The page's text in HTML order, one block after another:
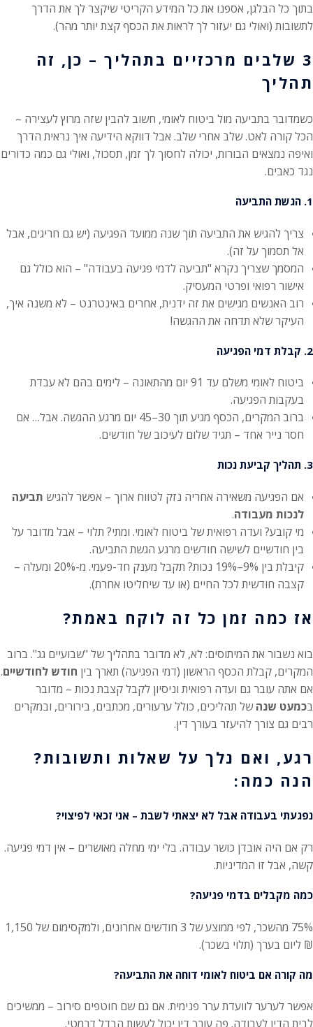
בתוך כל הבלגן, אספנו את כל המידע הקריטי שיקצר לך את הדרך
לתשובות (ואולי גם יעזור לך לראות את הכסף קצת יותר מהר).
3 שלבים מרכזיים בתהליך – כן, זה
תהליך
כשמדובר בתביעה מול ביטוח לאומי, חשוב להבין שזה מרוץ לעצירה –
הכל קורה לאט. שלב אחרי שלב. אבל דווקא הידיעה איך נראית הדרך
ואיפה נמצאים הבורות, יכולה לחסוך לך זמן, תסכול, ואולי גם כמה כדורים
נגד כאבים.
1. הגשת התביעה
צריך להגיש את התביעה תוך שנה ממועד הפגיעה (יש גם חריגים, אבל
אל תסמוך על זה).
המסמך שצריך נקרא "תביעה לדמי פגיעה בעבודה" – הוא כולל גם
אישור רפואי ופרטי המעסיק.
רוב האנשים מגישים את זה ידנית, אחרים באינטרנט – לא משנה איך,
העיקר שלא תדחה את ההגשה!
2. קבלת דמי הפגיעה
ביטוח לאומי משלם עד 91 יום מהתאונה – לימים בהם לא עבדת
בעקבות הפגיעה.
ברוב המקרים, הכסף מגיע תוך 30–45 יום מרגע ההגשה. אבל… אם
חסר נייר אחד – תגיד שלום לעיכוב של חודשים.
3. תהליך קביעת נכות
אם הפגיעה משאירה אחריה נזק לטווח ארוך – אפשר להגיש תביעה
לנכות מעבודה.
מי קובע? ועדה רפואית של ביטוח לאומי. ומתי? תלוי – אבל מדובר על
בין חודשיים לשישה חודשים מרגע הגשת התביעה.
קיבלת בין 9%–19% נכות? תקבל מענק חד-פעמי. מ-20% ומעלה –
קצבה חודשית לכל החיים (או עד שיחליטו אחרת).
אז כמה זמן כל זה לוקח באמת?
בוא נשבור את המיתוסים: לא, לא מדובר בתהליך של "שבועיים גג". ברוב
המקרים, קבלת הכסף הראשון (דמי הפגיעה) תארך בין חודש לחודשיים.
אם אתה עובר גם ועדה רפואית וניסיון לקבל קצבת נכות – מדובר
בכמעט שנה של תהליכים, כולל ערעורים, מכתבים, בירורים, ובמקרים
רבים גם צורך להיעזר בעורך דין.
רגע, ואם נלך על שאלות ותשובות?
הנה כמה:
נפגעתי בעבודה אבל לא יצאתי לשבת – אני זכאי לפיצוי?
רק אם היה אובדן כושר עבודה. בלי ימי מחלה מאושרים – אין דמי פגיעה.
קשה, אבל זו המדיניות.
כמה מקבלים בדמי פגיעה?
75% מהשכר, לפי ממוצע של 3 חודשים אחרונים, ולמקסימום של 1,150
₪ ליום בערך (תלוי בשכר).
מה קורה אם ביטוח לאומי דוחה את התביעה?
אפשר לערער לוועדת ערר פנימית. אם גם שם חוטפים סירוב – ממשיכים
לבית הדין לעבודה. פה עורך דין יכול לעשות הבדל דרמטי.